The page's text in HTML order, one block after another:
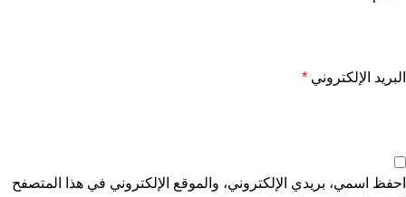
البريد الإلكتروني *
احفظ اسمي، بريدي الإلكتروني، والموقع الإلكتروني في هذا المتصفح